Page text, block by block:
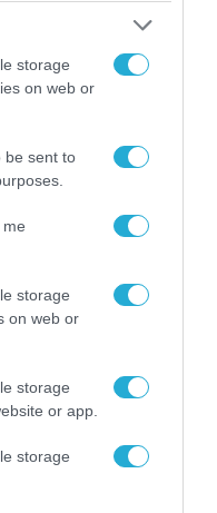
storage
on web or
be sent to
storage
on web or
storage
or app.
storage
τον
– Ο λόγος της